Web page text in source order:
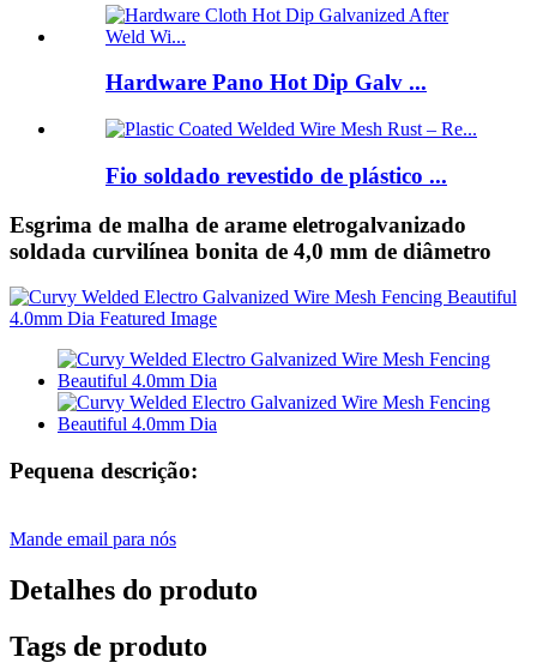
Hardware Pano Hot Dip Galv ...
Fio soldado revestido de plástico ...
Esgrima de malha de arame eletrogalvanizado
soldada curvilínea bonita de 4,0 mm de diâmetro
Pequena descrição:
Mande email para nós
Detalhes do produto
Tags de produto